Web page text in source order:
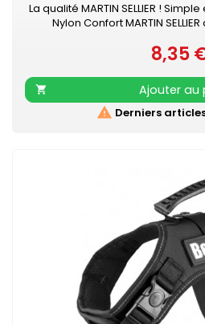
La qualité MARTIN SELLIER !
Nylon Confort MARTIN
et résistante Poignée
Mousqueton laqué noir Retrouvez
NYLON
Prix
8,35

Ajouter au
 Derniers